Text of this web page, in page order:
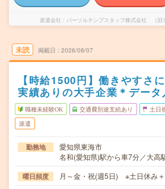
派遣会社 パーソルテンプスタッフ株式会社 （旧
未読 掲載日 2026/08/07
【時給1500円】働きやすさ
実績ありの大手企業＊デー
職種未経験OK 交通費別途支給あり 土日
派遣
勤務地
愛知県東海市
名和(愛知県)駅から車7分／大高
曜日頻度 月～金・祝(週5日) ※土日休み＋